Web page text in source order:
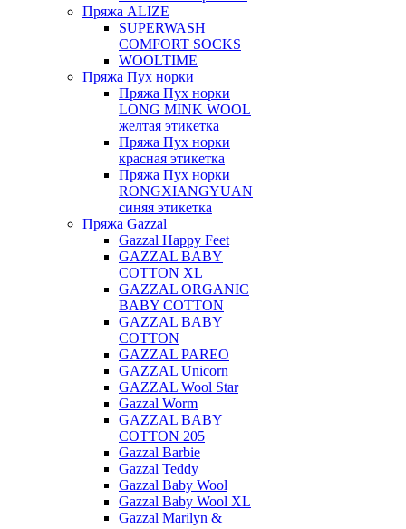
Пряжа ALIZE
SUPERWASH
COMFORT SOCKS
WOOLTIME
Пряжа Пух норки
Пряжа Пух норки
LONG MINK WOOL
желтая этикетка
Пряжа Пух норки
красная этикетка
Пряжа Пух норки
RONGXIANGYUAN
синяя этикетка
Пряжа Gazzal
Gazzal Happy Feet
GAZZAL BABY
COTTON XL
GAZZAL ORGANIC
BABY COTTON
GAZZAL BABY
COTTON
GAZZAL PAREO
GAZZAL Unicorn
GAZZAL Wool Star
Gazzal Worm
GAZZAL BABY
COTTON 205
Gazzal Barbie
Gazzal Teddy
Gazzal Baby Wool
Gazzal Baby Wool XL
Gazzal Marilyn &